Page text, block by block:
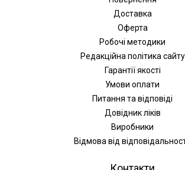
Доставка
Оферта
Робочі методики
Редакційна політика сайту
Гарантії якості
Умови оплати
Питання та відповіді
Довідник ліків
Виробники
Відмова від